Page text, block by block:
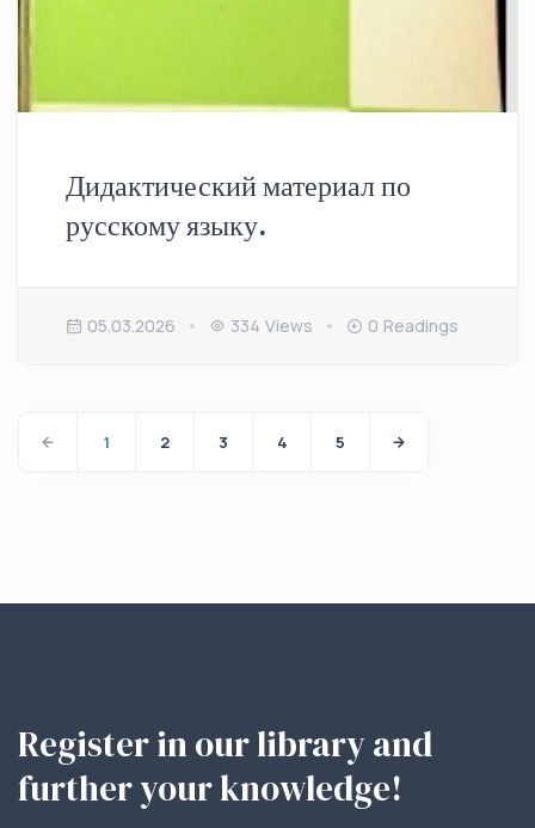
Дидактический материал по
русскому языку.
05.03.2026 334 Views 0 Readings
1 2 3 4 5
Register in our library and
further your knowledge!